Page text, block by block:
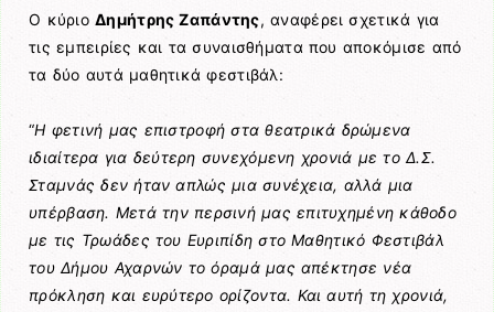
Ο κύριοΔημήτρης Ζαπάντης, αναφέρει σχετικά για
τις εμπειρίες και τα συναισθήματα που αποκόμισε από
τα δύο αυτά μαθητικά φεστιβάλ:
“Η φετινή μας επιστροφή στα θεατρικά δρώμενα
ιδιαίτερα για δεύτερη συνεχόμενη χρονιά με το Δ.Σ.
Σταμνάς δεν ήταν απλώς μια συνέχεια, αλλά μια
υπέρβαση. Μετά την περσινή μας επιτυχημένη κάθοδο
με τις Τρωάδες του Ευριπίδη στο Μαθητικό Φεστιβάλ
του Δήμου Αχαρνών το όραμά μας απέκτησε νέα
πρόκληση και ευρύτερο ορίζοντα. Και αυτή τη χρονιά,